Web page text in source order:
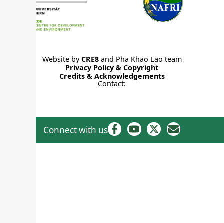
Website byCRE8and Pha Khao Lao team
Privacy Policy & Copyright
Credits & Acknowledgements
Contact:
Connect with us